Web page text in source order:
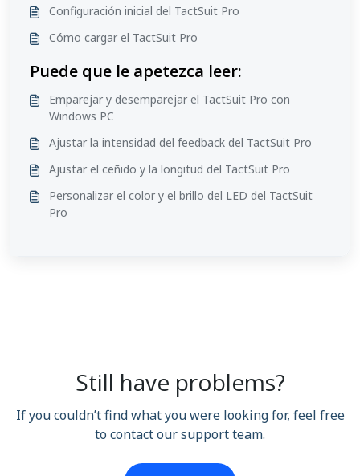
Configuración inicial del TactSuit Pro
Cómo cargar el TactSuit Pro
Puede que le apetezca leer:
Emparejar y desemparejar el TactSuit Pro con
Windows PC
Ajustar la intensidad del feedback del TactSuit Pro
Ajustar el ceñido y la longitud del TactSuit Pro
Personalizar el color y el brillo del LED del TactSuit
Pro
Still have problems?
If you couldn’t find what you were looking for, feel free
to contact our support team.